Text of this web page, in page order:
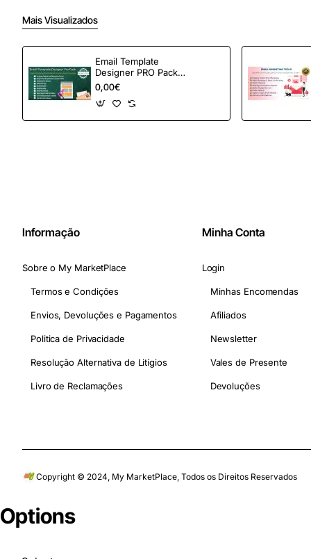
Mais Visualizados
Email Template
Designer PRO Pack –
Automação de e-
mail definitiva para
OpenCart
0,00€
Informação
Sobre o My MarketPlace
Termos e Condições
Envios, Devoluções e Pagamentos
Politica de Privacidade
Resolução Alternativa de Litígios
Livro de Reclamações
Minha Conta
Login
Minhas Encomendas
Afiliados
Newsletter
Vales de Presente
Devoluções
Copyright © 2024, My MarketPlace, Todos os Direitos Reservados
Options